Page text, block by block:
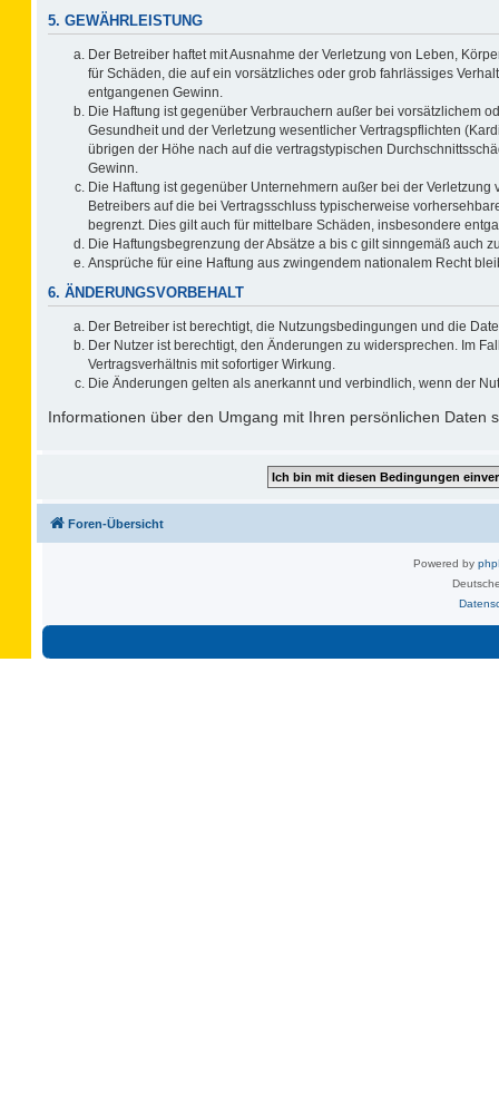
5. GEWÄHRLEISTUNG
Der Betreiber haftet mit Ausnahme der Verletzung von Leben,
für Schäden, die auf ein vorsätzliches oder grob fahrlässiges
entgangenen Gewinn.
Die Haftung ist gegenüber Verbrauchern außer bei vorsätzlichem
Gesundheit und der Verletzung wesentlicher Vertragspflichten
übrigen der Höhe nach auf die vertragstypischen
Gewinn.
Die Haftung ist gegenüber Unternehmern außer bei der
Betreibers auf die bei Vertragsschluss typischerweise
begrenzt. Dies gilt auch für mittelbare Schäden, insbesondere
Die Haftungsbegrenzung der Absätze a bis c gilt sinngemäß auch
Ansprüche für eine Haftung aus zwingendem nationalem Recht
6. ÄNDERUNGSVORBEHALT
Der Betreiber ist berechtigt, die Nutzungsbedingungen und die
Der Nutzer ist berechtigt, den Änderungen zu widersprechen. Im
Vertragsverhältnis mit sofortiger Wirkung.
Die Änderungen gelten als anerkannt und verbindlich, wenn der
Informationen über den Umgang mit Ihren persönlichen Daten
Foren-Übersicht
Powered by